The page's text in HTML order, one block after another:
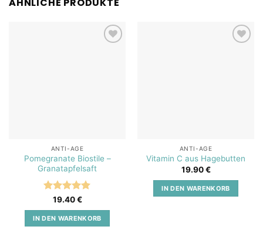
ÄHNLICHE PRODUKTE
ANTI-AGE
Pomegranate Biostile –
Granatapfelsaft
Bewertet
mit5von
5
19.40€
IN DEN WARENKORB
ANTI-AGE
Vitamin C aus Hagebutten
19.90€
IN DEN WARENKORB